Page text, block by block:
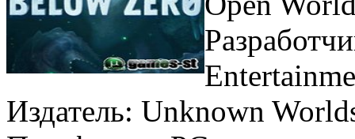
Издатель: Unknown